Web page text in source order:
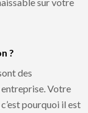
?
des
Votre
pourquoi il est